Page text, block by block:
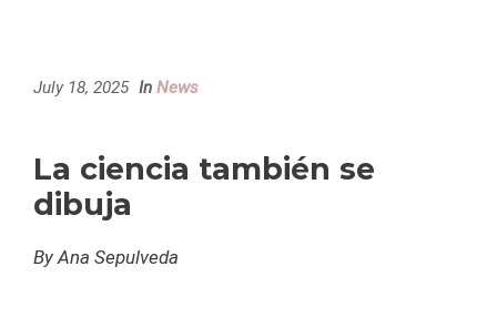
July 18, 2025 In News
La ciencia también se
dibuja
By Ana Sepulveda